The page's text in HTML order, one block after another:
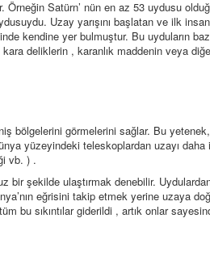
Satürn’ nün en az 53 uydusu
Uzay yarışını başlatan ve ilk
kendine yer bulmuştur. Bu uyduların
deliklerin , karanlık maddenin veya
bölgelerini görmelerini sağlar. Bu
yüzeyindeki teleskoplardan uzayı
vb. ) .
şekilde ulaştırmak denebilir.
eğrisini takip etmek yerine uzaya
bu sıkıntılar giderildi , artık onlar